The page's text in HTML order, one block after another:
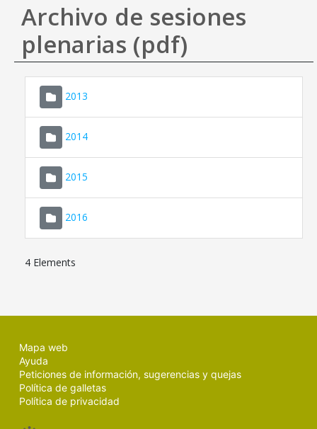
Mapa web
Ayuda
Archivo de sesiones
plenarias (pdf)
2013
2014
2015
2016
4 Elements
Mapa web
Ayuda
Peticiones de información, sugerencias y quejas
Política de galletas
Política de privacidad